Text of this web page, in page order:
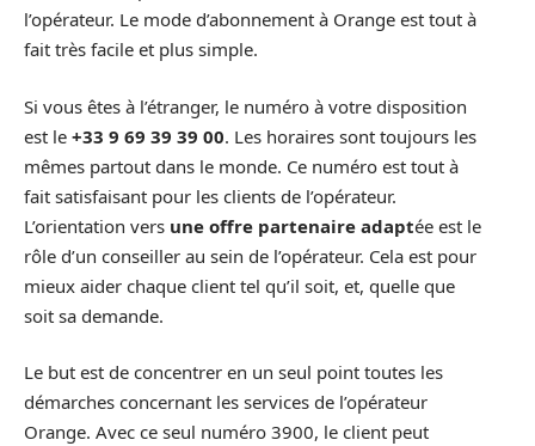
l’opérateur. Le mode d’abonnement à Orange est tout à
fait très facile et plus simple.
Si vous êtes à l’étranger, le numéro à votre disposition
est le +33 9 69 39 39 00. Les horaires sont toujours les
mêmes partout dans le monde. Ce numéro est tout à
fait satisfaisant pour les clients de l’opérateur.
L’orientation vers une offre partenaire adaptée est le
rôle d’un conseiller au sein de l’opérateur. Cela est pour
mieux aider chaque client tel qu’il soit, et, quelle que
soit sa demande.
Le but est de concentrer en un seul point toutes les
démarches concernant les services de l’opérateur
Orange. Avec ce seul numéro 3900, le client peut